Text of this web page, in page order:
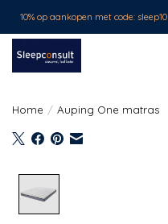
10% op aankopen met code: sleep10
Home / Auping One matras